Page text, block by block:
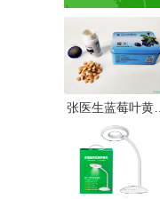
张医生蓝莓叶黄…